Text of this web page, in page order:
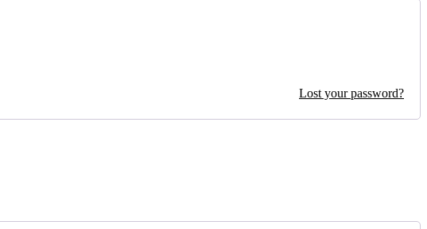
Lost your password?